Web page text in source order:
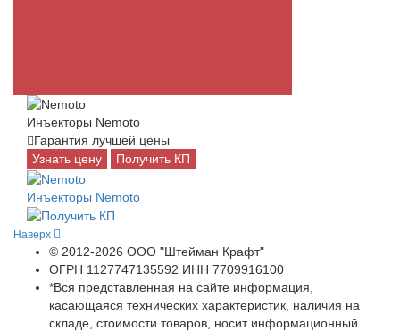
Инъекторы Nemoto
Гарантия лучшей цены
Узнать цену
Получить КП
Инъекторы Nemoto
Наверх
© 2012-2026 ООО "Штейман Крафт"
ОГРН 1127747135592 ИНН 7709916100
*Вся представленная на сайте информация,
касающаяся технических характеристик, наличия на
складе, стоимости товаров, носит информационный